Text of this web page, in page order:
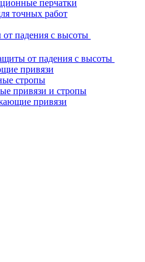
перчатки
точных работ
падения с высоты
от падения с высоты
привязи
стропы
привязи и стропы
привязи